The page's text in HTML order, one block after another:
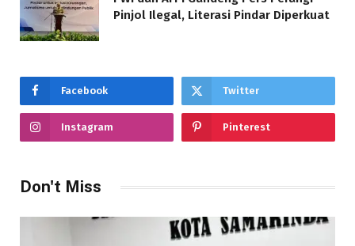
Pinjol Ilegal, Literasi Pindar Diperkuat
Facebook Twitter
Instagram Pinterest
Don't Miss